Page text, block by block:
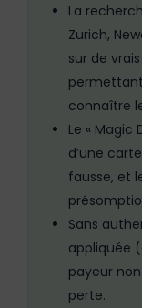
La
Zurich,
sur de
connaître
Le « Magic
d’une
fausse, et
Sans
appliquée
payeur
perte.